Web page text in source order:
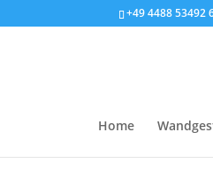
+49 4488 53492
Home